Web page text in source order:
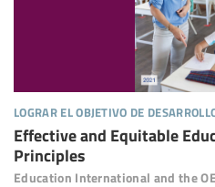
lograr el objetivo de
Effective and Equitable
Principles
Education International and the